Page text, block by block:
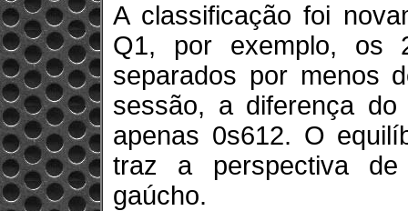
A classificação foi
Q1, por exemplo, os
separados por menos
sessão, a diferença
apenas 0s612. O
traz a perspectiva
gaúcho.